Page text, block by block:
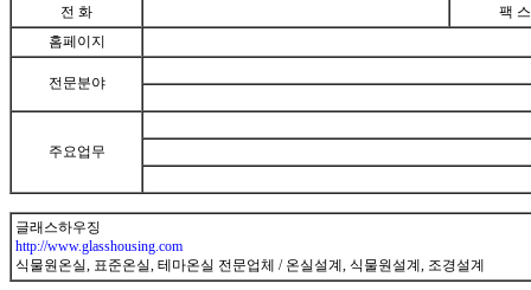
전 화
팩 스
홈페이지
전문분야
주요업무
글래스하우징
http://www.glasshousing.com
식물원온실, 표준온실, 테마온실 전문업체 / 온실설계, 식물원설계, 조경설계